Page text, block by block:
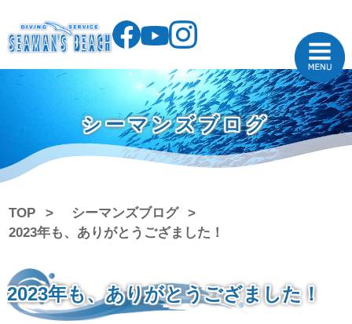
シーマンズブログ
TOP
シーマンズブログ
2023年も、ありがとうござました！
2023年も、ありがとうござました！